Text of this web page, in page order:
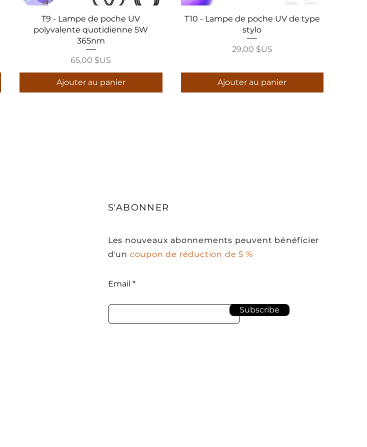
T9 - Lampe de poche UV
polyvalente quotidienne 5W
365nm
Prix
65,00 $US
Ajouter au panier
T10 - Lampe de poche UV de type
stylo
Prix
29,00 $US
Ajouter au panier
S'ABONNER
Les nouveaux abonnements peuvent bénéficier
d'un coupon de réduction de 5 %
Email
Subscribe